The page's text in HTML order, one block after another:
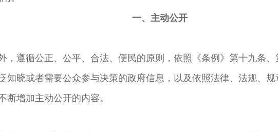
一、主动公开
遵循公正、公平、合法、便民的原则，依照《条例》第十九条、
知晓或者需要公众参与决策的政府信息，以及依照法律、法规、
增加主动公开的内容。